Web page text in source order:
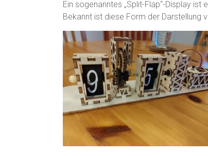
Ein sogenanntes „Split-Flap“-Display
Bekannt ist diese Form der Darstellung